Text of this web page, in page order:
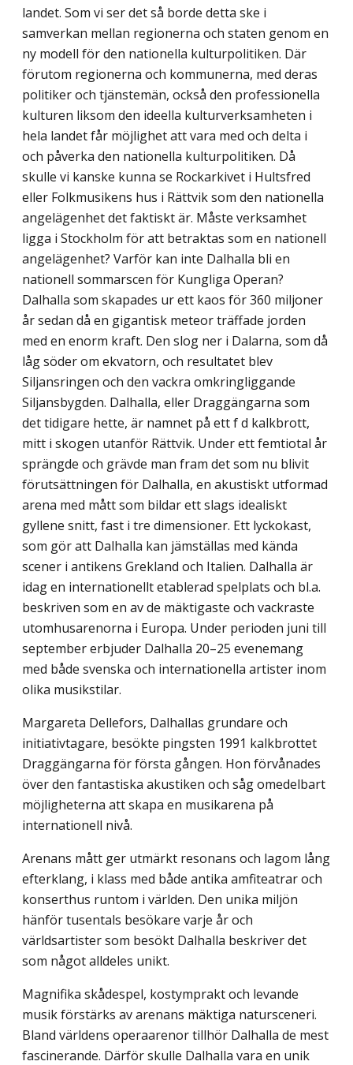
landet. Som vi ser det så borde detta ske i
samverkan mellan regionerna och staten genom en
ny modell för den nationella kulturpolitiken. Där
förutom regionerna och kommunerna, med deras
politiker och tjänstemän, också den professionella
kulturen liksom den ideella kulturverksamheten i
hela landet får möjlighet att vara med och delta i
och påverka den nationella kulturpolitiken. Då
skulle vi kanske kunna se Rockarkivet i Hultsfred
eller Folkmusikens hus i Rättvik som den nationella
angelägenhet det faktiskt är. Måste verksamhet
ligga i Stockholm för att betraktas som en nationell
angelägenhet? Varför kan inte Dalhalla bli en
nationell sommarscen för Kungliga Operan?
Dalhalla som skapades ur ett kaos för 360 miljoner
år sedan då en gigantisk meteor träffade jorden
med en enorm kraft. Den slog ner i Dalarna, som då
låg söder om ekvatorn, och resultatet blev
Siljansringen och den vackra omkringliggande
Siljansbygden. Dalhalla, eller Draggängarna som
det tidigare hette, är namnet på ett f d kalkbrott,
mitt i skogen utanför Rättvik. Under ett femtiotal år
sprängde och grävde man fram det som nu blivit
förutsättningen för Dalhalla, en akustiskt utformad
arena med mått som bildar ett slags idealiskt
gyllene snitt, fast i tre dimensioner. Ett lyckokast,
som gör att Dalhalla kan jämställas med kända
scener i antikens Grekland och Italien. Dalhalla är
idag en internationellt etablerad spelplats och bl.a.
beskriven som en av de mäktigaste och vackraste
utomhusarenorna i Europa. Under perioden juni till
september erbjuder Dalhalla 20–25 evenemang
med både svenska och internationella artister inom
olika musikstilar.
Margareta Dellefors, Dalhallas grundare och
initiativtagare, besökte pingsten 1991 kalkbrottet
Draggängarna för första gången. Hon förvånades
över den fantastiska akustiken och såg omedelbart
möjligheterna att skapa en musikarena på
internationell nivå.
Arenans mått ger utmärkt resonans och lagom lång
efterklang, i klass med både antika amfiteatrar och
konserthus runtom i världen. Den unika miljön
hänför tusentals besökare varje år och
världsartister som besökt Dalhalla beskriver det
som något alldeles unikt.
Magnifika skådespel, kostymprakt och levande
musik förstärks av arenans mäktiga natursceneri.
Bland världens operaarenor tillhör Dalhalla de mest
fascinerande. Därför skulle Dalhalla vara en unik